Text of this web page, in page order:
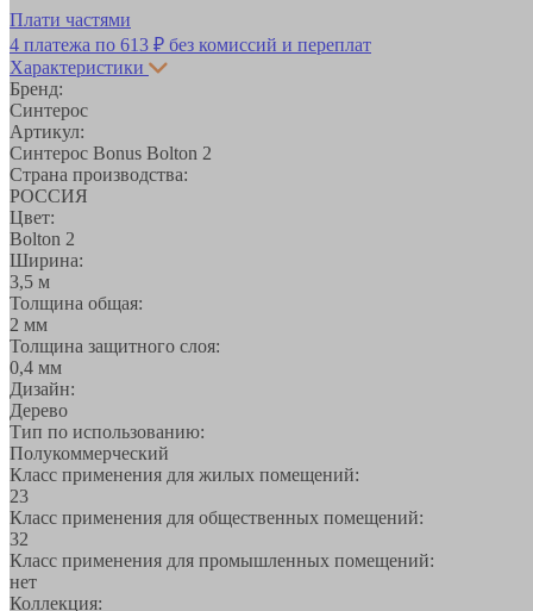
Плати частями
4 платежа по 613 ₽ без комиссий и переплат
Характеристики
Бренд:
Синтерос
Артикул:
Синтерос Bonus Bolton 2
Страна производства:
РОССИЯ
Цвет:
Bolton 2
Ширина:
3,5 м
Толщина общая:
2 мм
Толщина защитного слоя:
0,4 мм
Дизайн:
Дерево
Тип по использованию:
Полукоммерческий
Класс применения для жилых помещений:
23
Класс применения для общественных помещений:
32
Класс применения для промышленных помещений:
нет
Коллекция: